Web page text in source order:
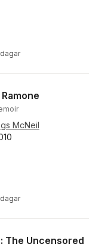
antal röster:
McNeil
antal röster:
The Uncensored